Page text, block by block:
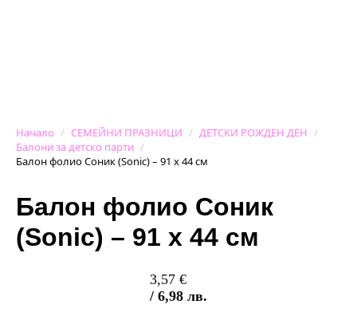
Начало СЕМЕЙНИ ПРАЗНИЦИ
ДЕТСКИ РОЖДЕН ДЕН
Балони за детско парти
Балон фолио Соник (Sonic) – 91 х 44 см
Балон фолио Соник
(Sonic) – 91 х 44 см
3,57 €
/ 6,98 лв.